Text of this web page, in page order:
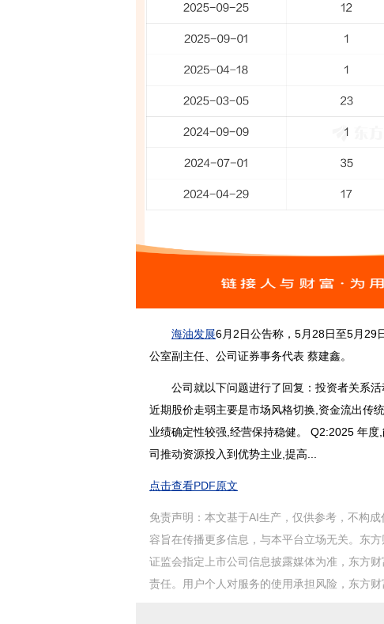
海油发展6月2日公告称， 5月28日至5月29
公室副主任、公司证券事务代表 蔡建鑫。
公司就以下问题进行了回复： 投资者关系
近期股价走弱主要是市场风格切换,资金流出传
业绩确定性较强,经营保持稳健。 Q2:2025 年
司推动资源投入到优势主业,提高...
点击查看PDF原文
免责声明：本文基于AI生产，仅供参考，不构成
容旨在传播更多信息，与本平台立场无关。 东方
证监会指定上市公司信息披露媒体为准， 东方财
责任。用户个人对服务的使用承担风险，东方财